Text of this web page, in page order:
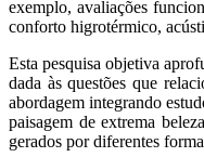
exemplo, avaliações
conforto higrotérmico,
Esta pesquisa objetiva
dada às questões que
abordagem integrando
paisagem de extrema
gerados por diferentes